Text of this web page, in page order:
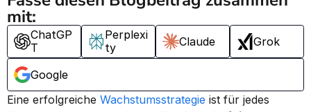
mit:
ChatGP
T
Perplexi
ty
Claude Grok
Google
Eine erfolgreiche Wachstumsstrategie ist für jedes